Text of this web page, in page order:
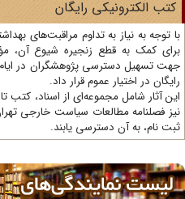
الکترونیکی رایگان
کمک به قطع زنجیره شیوع آن،
تسهیل دسترسی پژوهشگران در ایام
در اختیار عموم قرار داد.
آثار شامل مجموعه‌ای از اسناد، کتب
فصلنامه مطالعات سیاست خارجی
نام، به آن دسترسی یابند.